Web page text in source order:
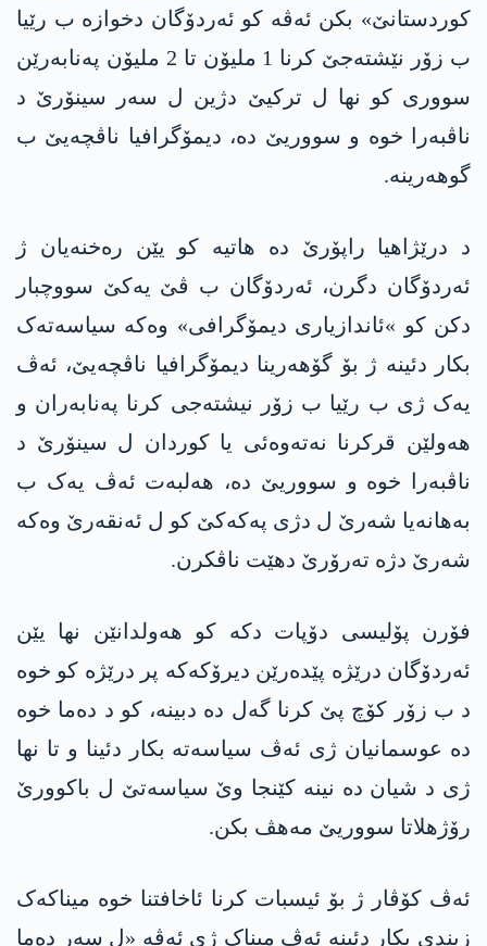
کوردستانێ» بکن ئەڤە کو ئەردۆگان دخوازە ب رێیا
ب زۆر نێشتەجێ کرنا 1 ملیۆن تا 2 ملیۆن پەنابەرێن
سووری کو نها ل ترکیێ دژین ل سەر سینۆرێ د
ناڤبەرا خوە و سووریێ دە، دیمۆگرافیا ناڤچەیێ ب
گوهه‌رینه‌.
د درێژاهیا راپۆرێ دە هاتیە کو یێن رەخنەیان ژ
ئەردۆگان دگرن، ئەردۆگان ب ڤێ یەکێ سووچبار
دکن کو »ئاندازیاری دیمۆگرافی» وەکە سیاسەتەک
بکار دئینە ژ بۆ گۆهەرینا دیمۆگرافیا ناڤچەیێ، ئەڤ
یەک ژی ب رێیا ب زۆر نیشتەجی کرنا پەنابەران و
هەولێن قرکرنا نەتەوەئی یا کوردان ل سینۆرێ د
ناڤبەرا خوە و سووریێ دە، هەلبەت ئەڤ یەک ب
بەهانەیا شەرێ ل دژی پەکەکێ کو ل ئەنقەرێ وەکە
شەرێ دژە تەرۆرێ دهێت ناڤکرن.
فۆرن پۆلیسی دۆپات دکە کو هەولدانێن نها یێن
ئەردۆگان درێژە پێدەرێن دیرۆکەکە پر درێژە کو خوە
د ب زۆر کۆچ پێ کرنا گەل دە دبینە، کو د دەما خوە
دە عوسمانیان ژی ئەڤ سیاسەتە بکار دئینا و تا نها
ژی د شیان دە نینە کێنجا وێ سیاسەتێ ل باکوورێ
رۆژهلاتا سووریێ مەهڤ بکن.
ئەڤ كۆڤار ژ بۆ ئیسبات کرنا ئاخافتنا خوە میناکەک
زیندی بکار دئینە ئەڤ میناک ژی ئەڤە «ل سەر دەما